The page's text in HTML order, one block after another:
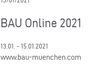
BAU Online 2021
13.01. - 15.01.2021
www.bau-muenchen.com